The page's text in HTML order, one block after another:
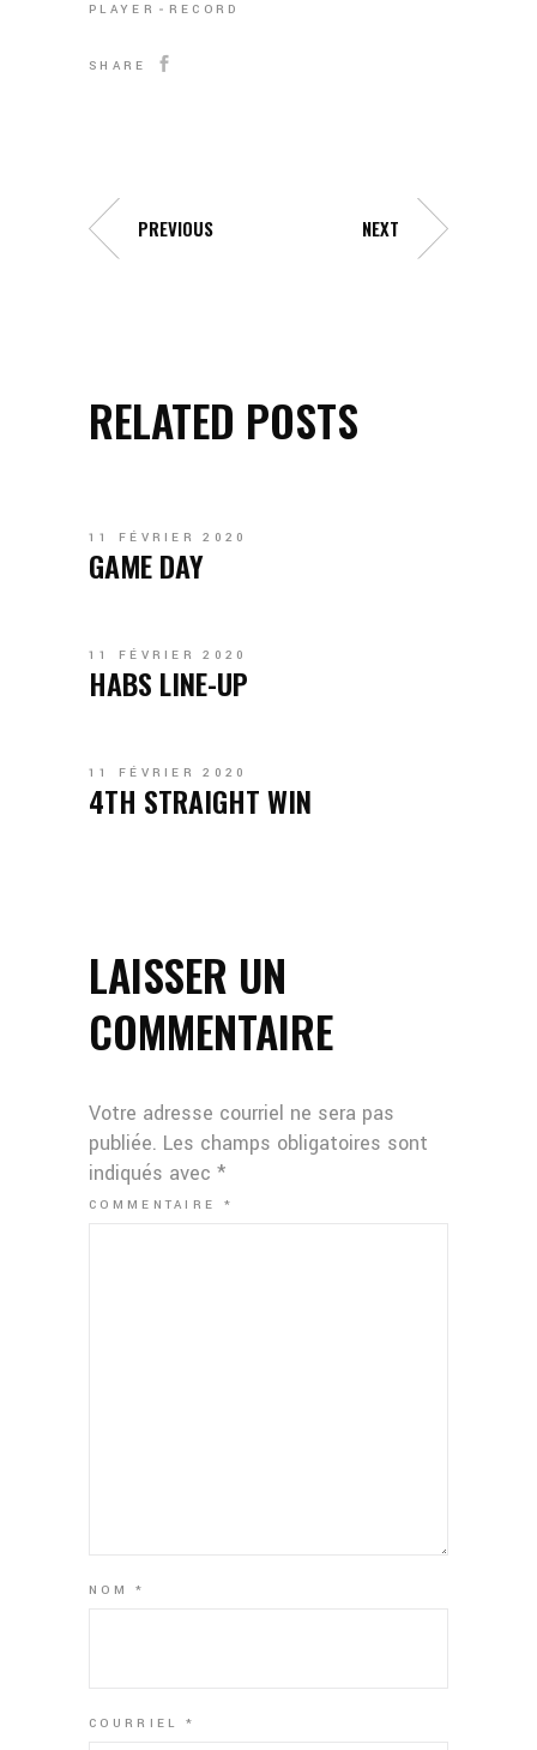
PLAYER RECORD
SHARE
PREVIOUS NEXT
RELATED POSTS
11 FÉVRIER 2020
GAME DAY
11 FÉVRIER 2020
HABS LINE-UP
11 FÉVRIER 2020
4TH STRAIGHT WIN
LAISSER UN
COMMENTAIRE
Votre adresse courriel ne sera pas
publiée. Les champs obligatoires sont
indiqués avec *
COMMENTAIRE *
NOM*
COURRIEL *